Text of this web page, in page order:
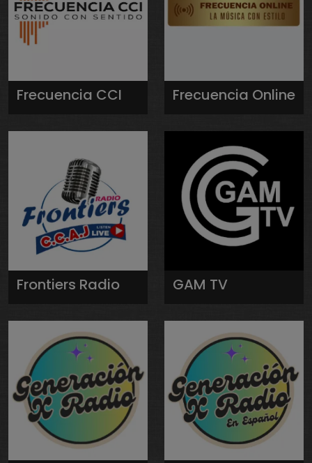
Frecuencia CCI Frecuencia Online
Frontiers Radio GAM TV